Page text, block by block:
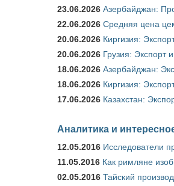
23.06.2026 Азербайджан:
22.06.2026 Средняя цена
20.06.2026 Киргизия:
20.06.2026 Грузия: Экспорт
18.06.2026 Азербайджан:
18.06.2026 Киргизия:
17.06.2026 Казахстан:
Аналитика и
12.05.2016 Исследователи
11.05.2016 Как римляне
02.05.2016 Тайский